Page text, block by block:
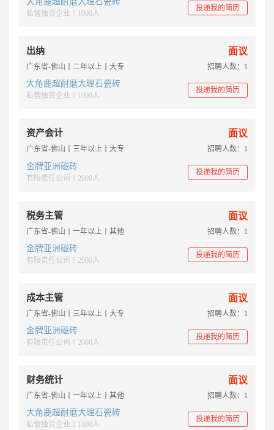
私营独资企业丨1000人
投递我的简历
出纳 面议
广东省-佛山丨二年以上丨大专 招聘人数：1
大角鹿超耐磨大理石瓷砖
私营独资企业丨1000人
投递我的简历
资产会计 面议
广东省-佛山丨三年以上丨大专 招聘人数：1
金牌亚洲磁砖
有限责任公司丨2000人
投递我的简历
税务主管 面议
广东省-佛山丨一年以上丨其他 招聘人数：1
金牌亚洲磁砖
有限责任公司丨2000人
投递我的简历
成本主管 面议
广东省-佛山丨三年以上丨大专 招聘人数：1
金牌亚洲磁砖
有限责任公司丨2000人
投递我的简历
财务统计 面议
广东省-佛山丨一年以上丨其他 招聘人数：1
大角鹿超耐磨大理石瓷砖
私营独资企业丨1000人
投递我的简历